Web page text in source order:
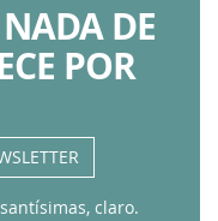
DE
POR
claro.